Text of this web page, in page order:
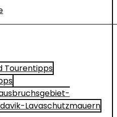
Tourentipps
Lavaschutzmauern